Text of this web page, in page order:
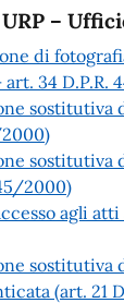
–
di
art. 34 D.P.R.
sostitutiva
sostitutiva
2000)
agli
sostitutiva
(art. 21